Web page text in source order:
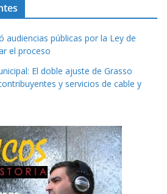
audiencias públicas por la Ley de
el proceso
El doble ajuste de Grasso
y servicios de cable y